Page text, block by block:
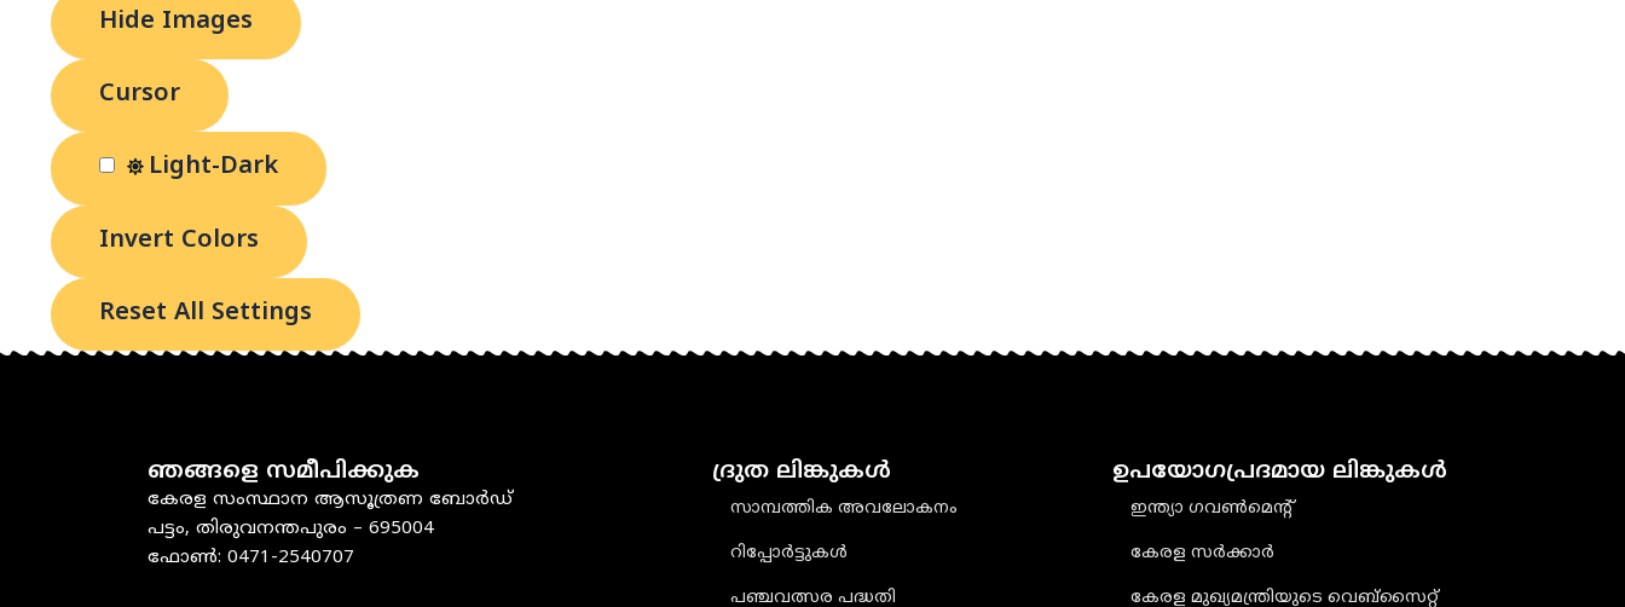
Hide Images
Cursor
Light-Dark
Invert Colors
Reset All Settings
ഞങ്ങളെ സമീപിക്കുക
കേരള സംസ്ഥാന ആസൂത്രണ ബോർഡ്
പട്ടം, തിരുവനന്തപുരം – 695004
ഫോൺ: 0471-2540707
ദ്രുത ലിങ്കുകൾ
സാമ്പത്തിക അവലോകനം
റിപ്പോർട്ടുകൾ
പഞ്ചവത്സര പദ്ധതി
ഉപയോഗപ്രദമായ ലിങ്കുകൾ
ഇന്ത്യാ ഗവൺമെൻ്റ്
കേരള സർക്കാർ
കേരള മുഖ്യമന്ത്രിയുടെ വെബ്‌സൈറ്റ്